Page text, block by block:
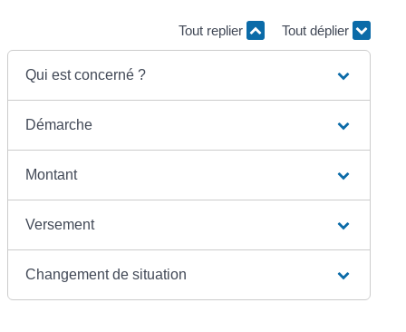
Tout replier Tout déplier
Qui est concerné ?
Démarche
Montant
Versement
Changement de situation